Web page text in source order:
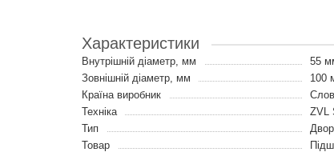
Характеристики
Внутрішній діаметр, мм
55
Зовнішній діаметр, мм
100
Країна виробник
Техніка
ZVL
Тип
Товар